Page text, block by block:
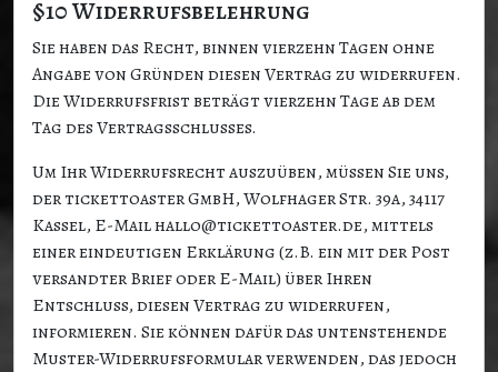
§10 Widerrufsbelehrung
Sie haben das Recht, binnen vierzehn Tagen ohne
Angabe von Gründen diesen Vertrag zu widerrufen.
Die Widerrufsfrist beträgt vierzehn Tage ab dem
Tag des Vertragsschlusses.
Um Ihr Widerrufsrecht auszuüben, müssen Sie uns,
der tickettoaster GmbH, Wolfhager Str. 39a, 34117
Kassel, E-Mail hallo@tickettoaster.de, mittels
einer eindeutigen Erklärung (z.B. ein mit der Post
versandter Brief oder E-Mail) über Ihren
Entschluss, diesen Vertrag zu widerrufen,
informieren. Sie können dafür das untenstehende
Muster-Widerrufsformular verwenden, das jedoch